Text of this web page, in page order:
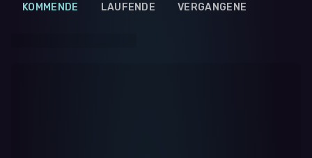
KOMMENDE LAUFENDE VERGANGENE